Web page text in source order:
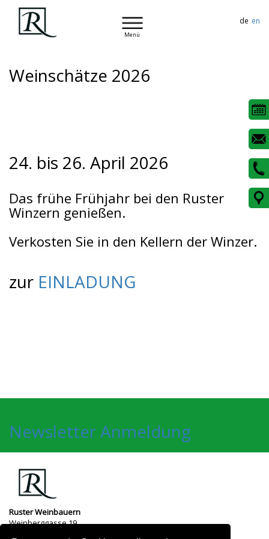
Menü
de en
Weinschätze 2026
24. bis 26. April 2026
Das frühe Frühjahr bei den Ruster
Winzern genießen.
Verkosten Sie in den Kellern der Winzer.
zur EINLADUNG
Newsletter Anmeldung
Ruster Weinbauern
Weinberggasse 19